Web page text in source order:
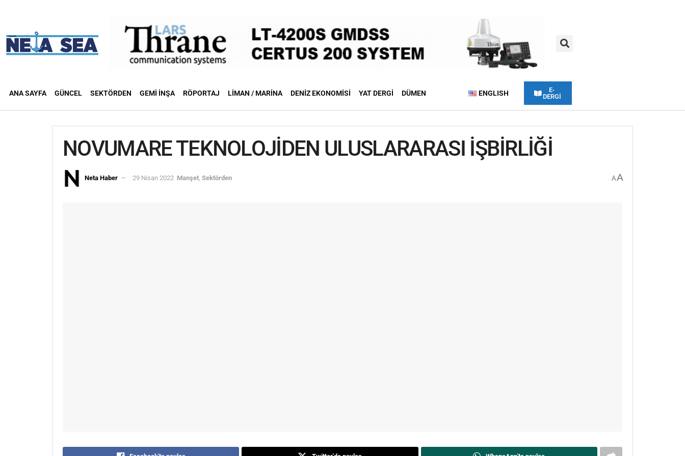
ANA SAYFA GÜNCEL SEKTÖRDEN GEMI İNŞA RÖPORTAJ LIMAN / MARINA DENIZ EKONOMISI YAT DERGI DÜMEN ENGLISH
E-
DERGİ
NOVUMARE TEKNOLOJİDEN ULUSLARARASI İŞBİRLİĞİ
Neta Haber 29 Nisan 2022 Manşet Sektörden AA